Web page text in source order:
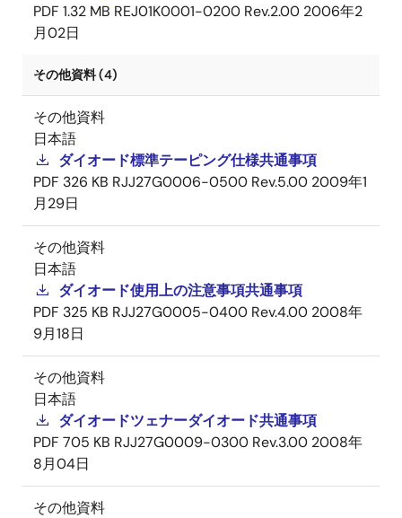
PDF 1.32 MB REJ01K0001-0200 Rev.2.00 2006年2
月02日
その他資料 (4)
その他資料
日本語
ダイオード標準テーピング仕様共通事項
PDF 326 KB RJJ27G0006-0500 Rev.5.00 2009年1
月29日
その他資料
日本語
ダイオード使用上の注意事項共通事項
PDF 325 KB RJJ27G0005-0400 Rev.4.00 2008年
9月18日
その他資料
日本語
ダイオードツェナーダイオード共通事項
PDF 705 KB RJJ27G0009-0300 Rev.3.00 2008年
8月04日
その他資料